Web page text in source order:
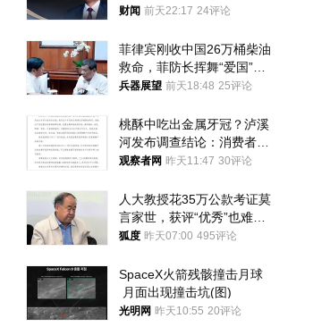
财闻 前天22:17 24评论
菲律宾刚收中国26万桶柴油
救命，菲防长挥舞“爱国”大
棒，谁亲华谁下台？
兵器展望 前天18:48 25评论
桃酥中吃出金属牙冠？泸溪
河发布调查结论：消费者已
澄清，所发视频情况不属实
观察者网 昨天11:47 30评论
人大教授花35万公款考证莫
言家世，获评“优秀”也难服
众
狐度 昨天07:00 495评论
SpaceX火箭残骸撞击月球
月面出现撞击坑(图)
光明网 昨天10:55 20评论